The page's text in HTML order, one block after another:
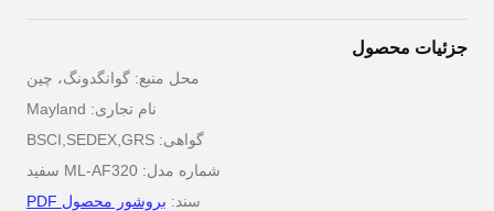
جزئیات محصول
محل منبع: گوانگدونگ، چین
نام تجاری: Mayland
گواهی: BSCI,SEDEX,GRS
شماره مدل: ML-AF320 سفید
سند: بروشور محصول PDF